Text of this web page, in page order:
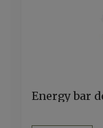
Energy bar